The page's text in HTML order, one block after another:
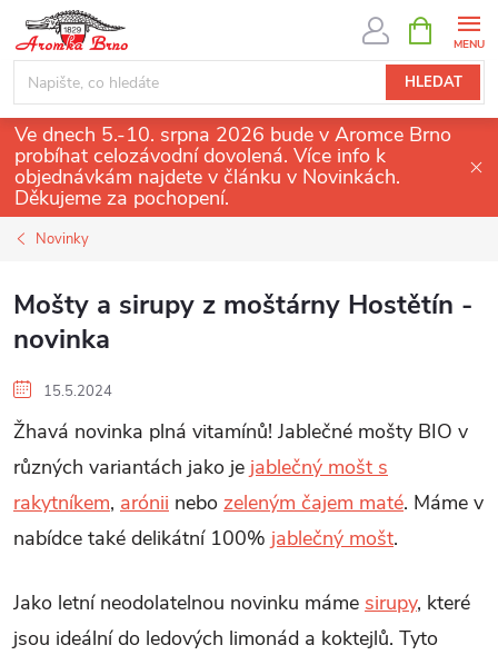
obsah
HLEDAT
NÁKUPNÍ
KOŠÍK
Ve dnech 5.-10. srpna 2026 bude v Aromce Brno
probíhat celozávodní dovolená. Více info k
objednávkám najdete v článku v Novinkách.
Děkujeme za pochopení.
Novinky
Mošty a sirupy z moštárny Hostětín -
novinka
15.5.2024
Žhavá novinka plná vitamínů! Jablečné mošty BIO v
různých variantách jako je jablečný mošt s
rakytníkem, arónii nebo zeleným čajem maté. Máme v
nabídce také delikátní 100% jablečný mošt.
Jako letní neodolatelnou novinku máme sirupy, které
jsou ideální do ledových limonád a koktejlů. Tyto